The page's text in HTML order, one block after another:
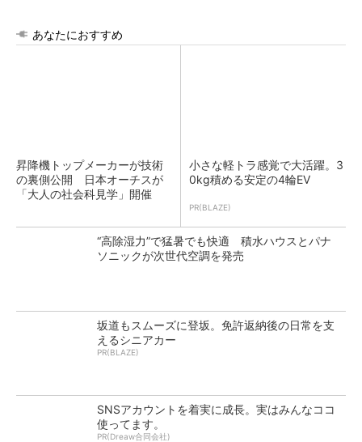
あなたにおすすめ
昇降機トップメーカーが技術
の裏側公開 日本オーチスが
「大人の社会科見学」開催
小さな軽トラ感覚で大活躍。3
0kg積める安定の4輪EV
PR(BLAZE)
“高除湿力”で猛暑でも快適 積水ハウスとパナ
ソニックが次世代空調を発売
坂道もスムーズに登坂。免許返納後の日常を支
えるシニアカー
PR(BLAZE)
SNSアカウントを着実に成長。実はみんなココ
使ってます。
PR(Dreaw合同会社)